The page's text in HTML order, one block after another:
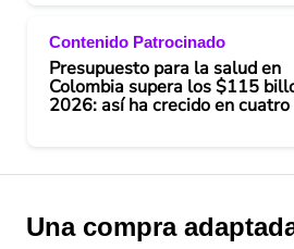
Contenido Patrocinado
Presupuesto para la salud en
Colombia supera los $115
2026: así ha crecido en cuatro
Una compra